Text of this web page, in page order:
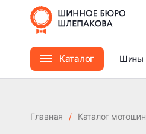
Каталог Шины
Главная / Каталог мотошин